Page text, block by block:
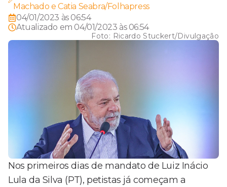
Machado e Catia Seabra/Folhapress
04/01/2023 às 06:54
Atualizado em 04/01/2023 às 06:54
Foto: Ricardo Stuckert/Divulgação
Nos primeiros dias de mandato de Luiz Inácio
Lula da Silva (PT), petistas já começam a